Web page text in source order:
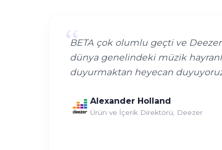
“
BETA çok olumlu geçti ve
dünya genelindeki müzik
duyurmaktan heyecan
Alexander Holland
Ürün ve İçerik Direktörü, Deezer